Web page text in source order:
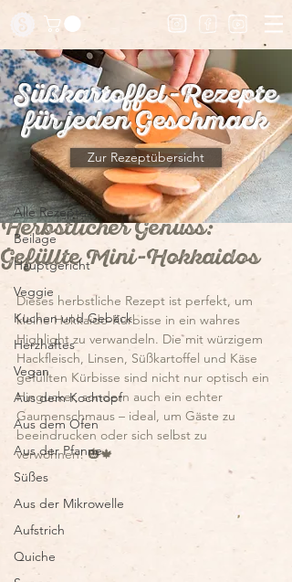
Beitrag
Alle Rezepte
Beilage
Hauptgericht
Veggie
Kuchen und Gebäck
Herzhaftes
Vegan
Aus dem Kochtopf
Aus dem Ofen
Aus der Pfanne
Süßes
Aus der Mikrowelle
Aufstrich
Quiche
Alle Rezepte
Herbstlicher Genuss:
Gefüllte Mini-Hokkaidos
Dieses herbstliche Rezept ist perfekt, um
kleine Hokkaido-Kürbisse in ein wahres
Highlight zu verwandeln. Die mit würzigem
Hackfleisch, Linsen, Süßkartoffel und Käse
gefüllten Kürbisse sind nicht nur optisch ein
Hingucker, sondern auch ein echter
Gaumenschmaus – ideal, um Gäste zu
beeindrucken oder sich selbst zu
verwöhnen! 🎃🍁
Süßkartoffel-Rezepte
für jeden Geschmack
Zur Rezeptübersicht